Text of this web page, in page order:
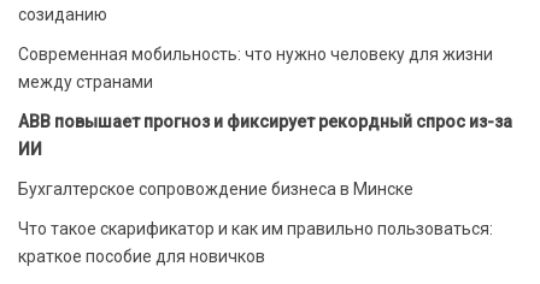
созиданию
Современная мобильность: что нужно человеку для жизни
между странами
ABB повышает прогноз и фиксирует рекордный спрос из-за
ИИ
Бухгалтерское сопровождение бизнеса в Минске
Что такое скарификатор и как им правильно пользоваться:
краткое пособие для новичков